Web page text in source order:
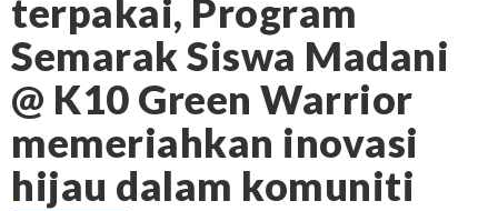
terpakai, Program
Semarak Siswa Madani
@ K10 Green Warrior
memeriahkan inovasi
hijau dalam komuniti